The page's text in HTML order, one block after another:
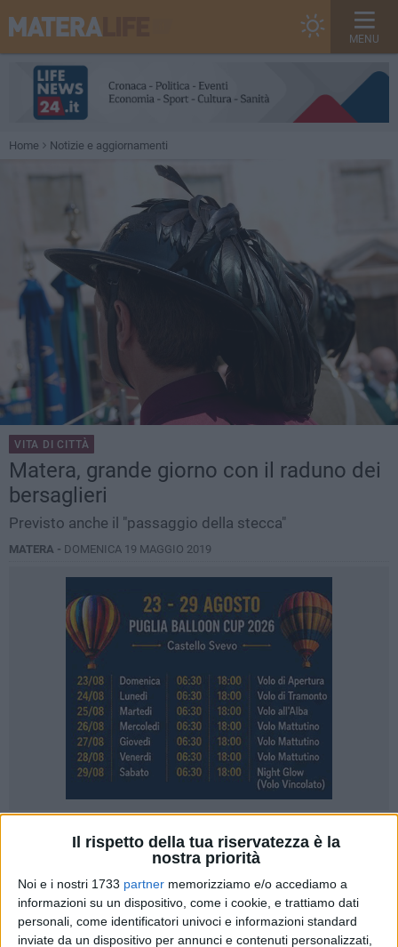
Il rispetto della tua riservatezza è la
nostra priorità
Noi e i nostri 1733 partner memorizziamo e/o accediamo a
informazioni su un dispositivo, come i cookie, e trattiamo dati
personali, come identificatori univoci e informazioni standard
inviate da un dispositivo per annunci e contenuti personalizzati,
MENU
Home Notizie e aggiornamenti
VITA DI CITTÀ
Matera, grande giorno con il raduno dei
bersaglieri
Previsto anche il "passaggio della stecca"
MATERA - DOMENICA 19 MAGGIO 2019
319
Grande giorno per Matera che oggi ospita il raduno
nazionale dei Bersaglieri, un corpo molto amato dagli
italiani. Nel programma è previsto il simbolico "passaggio
della stecca".